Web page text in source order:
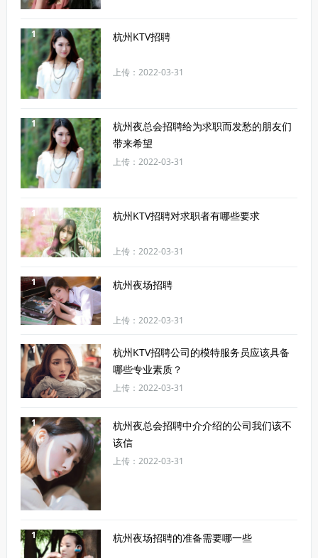
1 杭州KTV招聘
上传：2022-03-31
1
杭州夜总会招聘给为求职而发愁的朋友们
带来希望
上传：2022-03-31
1 杭州KTV招聘对求职者有哪些要求
上传：2022-03-31
1 杭州夜场招聘
上传：2022-03-31
1
杭州KTV招聘公司的模特服务员应该具备
哪些专业素质？
上传：2022-03-31
1
杭州夜总会招聘中介介绍的公司我们该不
该信
上传：2022-03-31
1 杭州夜场招聘的准备需要哪一些